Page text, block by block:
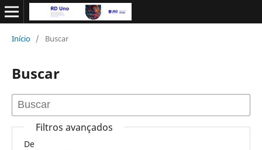
Início / Buscar
Buscar
Filtros avançados
De